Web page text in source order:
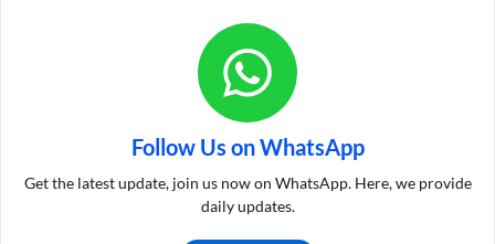
Follow Us on WhatsApp
Get the latest update, join us now on WhatsApp. Here, we provide
daily updates.